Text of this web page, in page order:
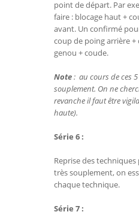
point de départ. Par
faire : blocage haut +
avant. Un confirmé
coup de poing arrière
genou + coude.
Note: au cours de ces
souplement. On ne
revanche il faut être
haute).
Série 6 :
Reprise des
très souplement, on
chaque technique.
Série 7 :